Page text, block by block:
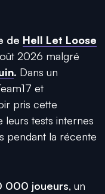
de Hell Let Loose
2026 malgré
. Dans un
et
pris cette
leurs tests internes
pendant la récente
000 joueurs, un